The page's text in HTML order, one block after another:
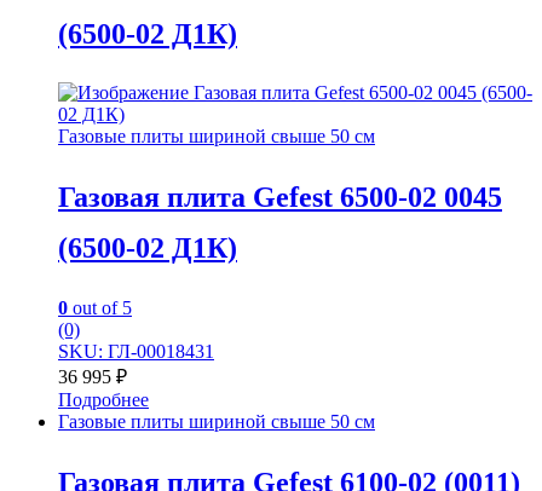
(6500-02 Д1К)
Газовые плиты шириной свыше 50 см
Газовая плита Gefest 6500-02 0045
(6500-02 Д1К)
0 out of 5
(0)
SKU: ГЛ-00018431
36 995 ₽
Подробнее
Газовые плиты шириной свыше 50 см
Газовая плита Gefest 6100-02 (0011)